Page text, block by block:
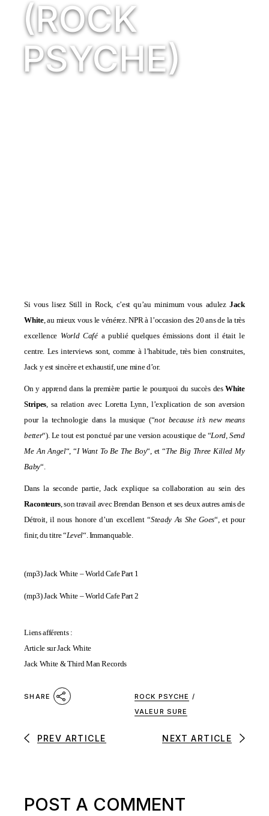
(ROCK
PSYCHE)
Si vous lisez Still in Rock, c’est qu’au minimum vous adulezJack
White, au mieux vous le vénérez. NPR à l’occasion des 20 ans de la très
excellenceWorld Café a publié quelques émissions dont il était le
centre. Les interviews sont, comme à l’habitude, très bien construites,
Jack y est sincère et exhaustif, une mine d’or.
On y apprend dans la première partie le pourquoi du succès desWhite
Stripes, sa relation avec Loretta Lynn, l’explication de son aversion
pour la technologie dans la musique (“not because it’s new means
better“). Le tout est ponctué par une version acoustique de “Lord, Send
Me An Angel“, “I Want To Be The Boy“, et “The Big Three Killed My
Baby“.
Dans la seconde partie, Jack explique sa collaboration au sein des
Raconteurs, son travail avec Brendan Benson et ses deux autres amis de
Détroit, il nous honore d’un excellent “Steady As She Goes“, et pour
finir, du titre “Level“. Immanquable.
(mp3)Jack White – World Cafe Part 1
(mp3)Jack White – World Cafe Part 2
Liens afférents :
Article sur Jack White
Jack White & Third Man Records
SHARE ROCK PSYCHE /
VALEUR SURE
PREV ARTICLE NEXT ARTICLE
POST A COMMENT